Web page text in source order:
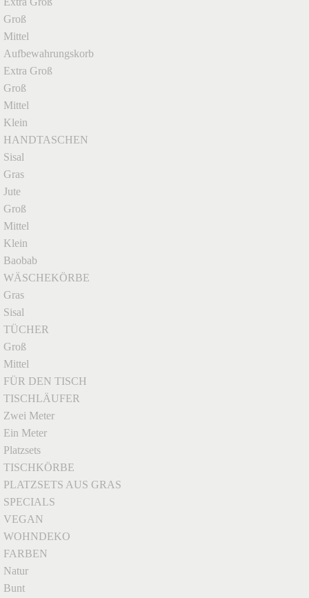
Groß
Mittel
Aufbewahrungskorb
Extra Groß
Groß
Mittel
Klein
HANDTASCHEN
Sisal
Gras
Jute
Groß
Mittel
Klein
Baobab
WÄSCHEKÖRBE
Gras
Sisal
TÜCHER
Groß
Mittel
FÜR DEN TISCH
TISCHLÄUFER
Zwei Meter
Ein Meter
Platzsets
TISCHKÖRBE
PLATZSETS AUS GRAS
SPECIALS
VEGAN
WOHNDEKO
FARBEN
Natur
Bunt